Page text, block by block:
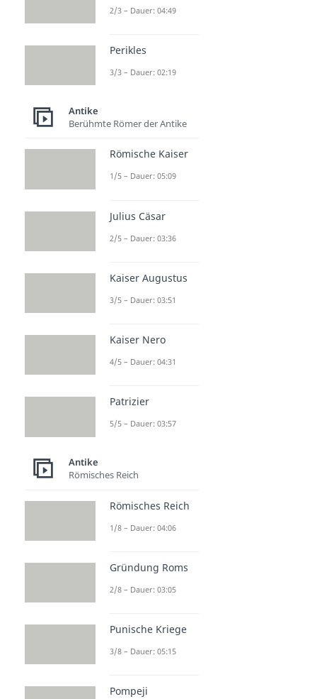
2/3 – Dauer: 04:49
Perikles
3/3 – Dauer: 02:19
Antike
Berühmte Römer der Antike
Römische Kaiser
1/5 – Dauer: 05:09
Julius Cäsar
2/5 – Dauer: 03:36
Kaiser Augustus
3/5 – Dauer: 03:51
Kaiser Nero
4/5 – Dauer: 04:31
Patrizier
5/5 – Dauer: 03:57
Antike
Römisches Reich
Römisches Reich
1/8 – Dauer: 04:06
Gründung Roms
2/8 – Dauer: 03:05
Punische Kriege
3/8 – Dauer: 05:15
Pompeji